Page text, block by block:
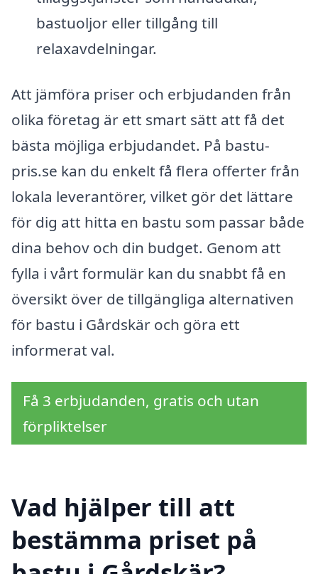
bastuoljor eller tillgång till
relaxavdelningar.
Att jämföra priser och erbjudanden från
olika företag är ett smart sätt att få det
bästa möjliga erbjudandet. På bastu-
pris.se kan du enkelt få flera offerter från
lokala leverantörer, vilket gör det lättare
för dig att hitta en bastu som passar både
dina behov och din budget. Genom att
fylla i vårt formulär kan du snabbt få en
översikt över de tillgängliga alternativen
för bastu i Gårdskär och göra ett
informerat val.
Få 3 erbjudanden, gratis och utan
förpliktelser
Vad hjälper till att
bestämma priset på